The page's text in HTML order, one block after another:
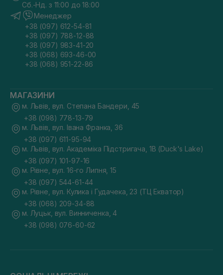
Сб.-Нд. з 11:00 до 18:00
Менеджер
+38 (097) 612-54-81
+38 (097) 788-12-88
+38 (097) 983-41-20
+38 (068) 693-46-00
+38 (068) 951-22-86
МАГАЗИНИ
м. Львів, вул. Степана Бандери, 45
+38 (098) 778-13-79
м. Львів, вул. Івана Франка, 36
+38 (097) 611-95-94
м. Львів, вул. Академіка Підстригача, 1В (Duck's Lake)
+38 (097) 101-97-16
м. Рівне, вул. 16-го Липня, 15
+38 (097) 544-61-44
м. Рівне, вул. Кулика і Гудачека, 23 (ТЦ Екватор)
+38 (068) 209-34-88
м. Луцьк, вул. Винниченка, 4
+38 (098) 076-60-62